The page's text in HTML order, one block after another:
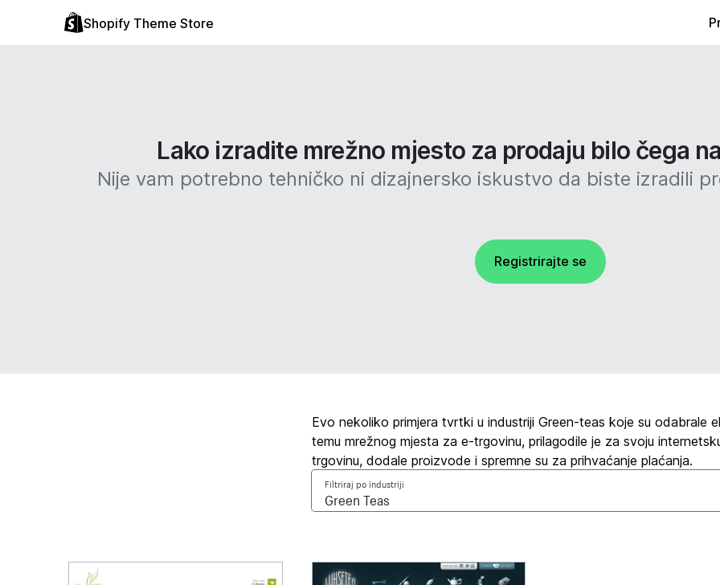
Shopify Theme Store
Lako izradite mrežno mjesto za prodaju bilo čega
Nije vam potrebno tehničko ni dizajnersko iskustvo da biste izradili
Registrirajte se
Evo nekoliko primjera tvrtki u industriji Green-teas koje su odabrale
temu mrežnog mjesta za e-trgovinu, prilagodile je za svoju
trgovinu, dodale proizvode i spremne su za prihvaćanje plaćanja.
Filtriraj po industriji